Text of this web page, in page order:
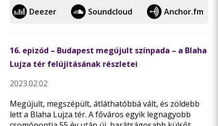
Deezer Soundcloud Anchor.fm
16. epizód – Budapest megújult színpada – a Blaha
Lujza tér felújításának részletei
2023.02.02
Megújult, megszépült, átláthatóbbá vált, és zöldebb
lett a Blaha Lujza tér. A főváros egyik legnagyobb